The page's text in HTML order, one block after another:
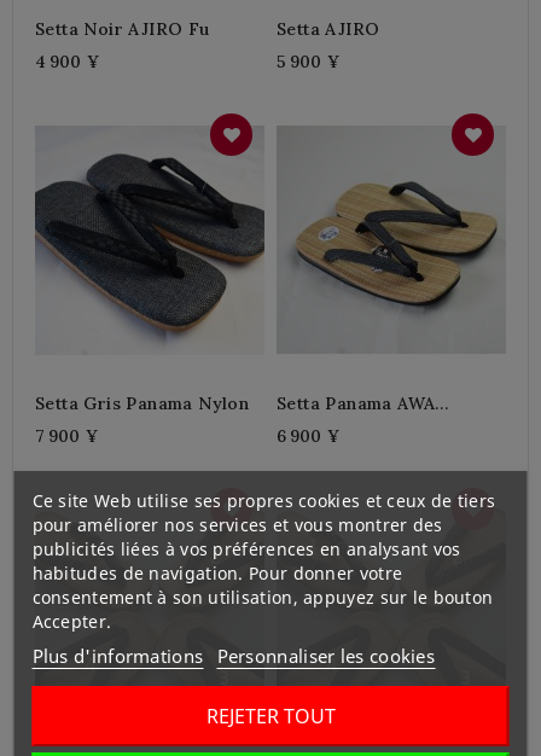
Setta Noir AJIRO Fu
4 900 ¥
Setta AJIRO
5 900 ¥
Setta Gris Panama Nylon
7 900 ¥
Setta Panama AWA
SHIJIRA
6 900 ¥
Ce site Web utilise ses propres cookies et ceux de tiers
pour améliorer nos services et vous montrer des
publicités liées à vos préférences en analysant vos
habitudes de navigation. Pour donner votre
consentement à son utilisation, appuyez sur le bouton
Accepter.
Plus d'informations Personnaliser les cookies
REJETER TOUT